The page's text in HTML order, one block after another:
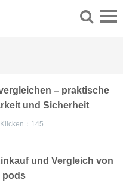
– praktische
und Sicherheit
Klicken： 145
und Vergleich von
pods